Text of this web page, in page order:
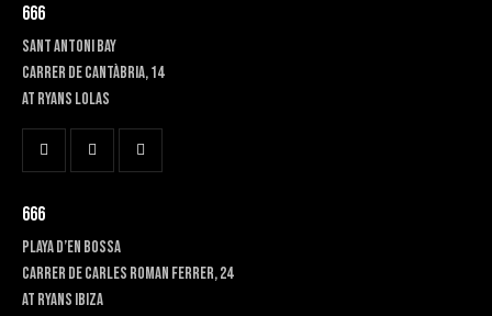
666
SANT ANTONI BAY
Carrer de Cantàbria, 14
at RYANS LOLAS
666
PLAYA D’EN BOSSA
Carrer de Carles Roman Ferrer, 24
At RYANS IBIZA